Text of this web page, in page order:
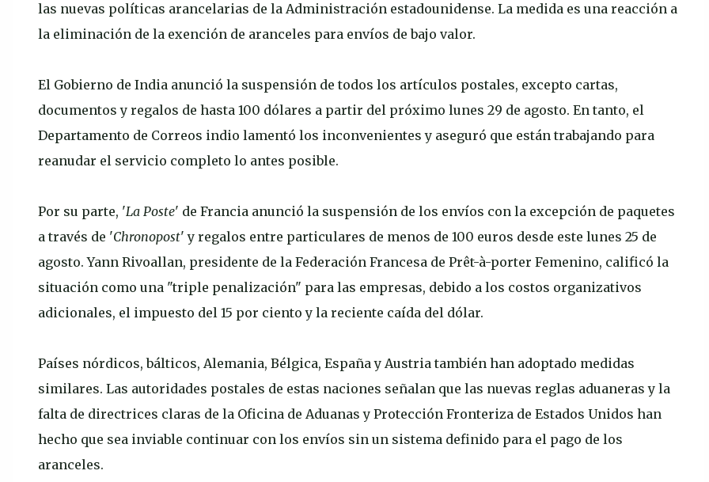
las nuevas políticas arancelarias de la Administración estadounidense. La medida es una reacción a
la eliminación de la exención de aranceles para envíos de bajo valor.
El Gobierno de India anunció la suspensión de todos los artículos postales, excepto cartas,
documentos y regalos de hasta 100 dólares a partir del próximo lunes 29 de agosto. En tanto, el
Departamento de Correos indio lamentó los inconvenientes y aseguró que están trabajando para
reanudar el servicio completo lo antes posible.
Por su parte, 'La Poste' de Francia anunció la suspensión de los envíos con la excepción de paquetes
a través de 'Chronopost' y regalos entre particulares de menos de 100 euros desde este lunes 25 de
agosto. Yann Rivoallan, presidente de la Federación Francesa de Prêt-à-porter Femenino, calificó la
situación como una "triple penalización" para las empresas, debido a los costos organizativos
adicionales, el impuesto del 15 por ciento y la reciente caída del dólar.
Países nórdicos, bálticos, Alemania, Bélgica, España y Austria también han adoptado medidas
similares. Las autoridades postales de estas naciones señalan que las nuevas reglas aduaneras y la
falta de directrices claras de la Oficina de Aduanas y Protección Fronteriza de Estados Unidos han
hecho que sea inviable continuar con los envíos sin un sistema definido para el pago de los
aranceles.